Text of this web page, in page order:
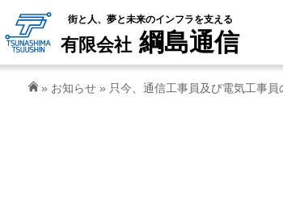
街と人、夢と未来のインフラを支える
有限会社 綱島通信
» お知らせ» 只今、通信工事員及び電気工事員